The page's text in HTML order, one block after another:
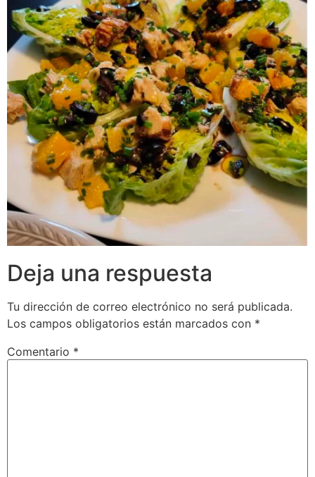
Deja una respuesta
Tu dirección de correo electrónico no será publicada.
Los campos obligatorios están marcados con *
Comentario *